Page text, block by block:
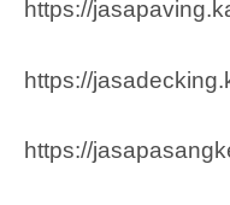
https://
https://
https://